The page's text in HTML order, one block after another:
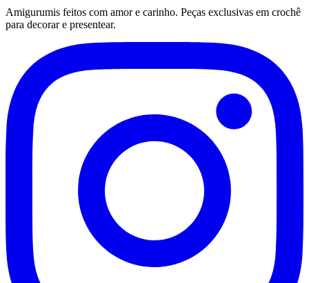
Amigurumis feitos com amor e carinho. Peças exclusivas em crochê
para decorar e presentear.